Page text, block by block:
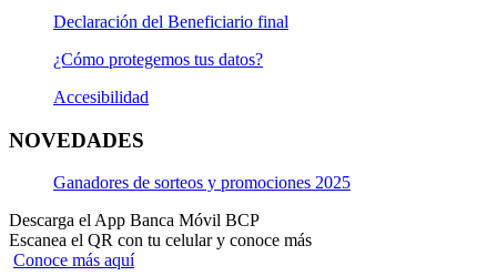
Declaración del Beneficiario final
¿Cómo protegemos tus datos?
Accesibilidad
NOVEDADES
Ganadores de sorteos y promociones 2025
Descarga el App Banca Móvil BCP
Escanea el QR con tu celular y conoce más
Conoce más aquí